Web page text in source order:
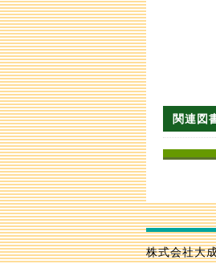
関連図
株式会社大